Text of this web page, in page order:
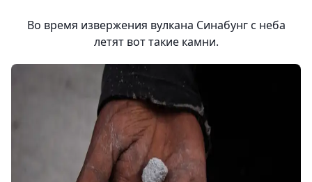
Во время извержения вулкана Синабунг с неба
летят вот такие камни.